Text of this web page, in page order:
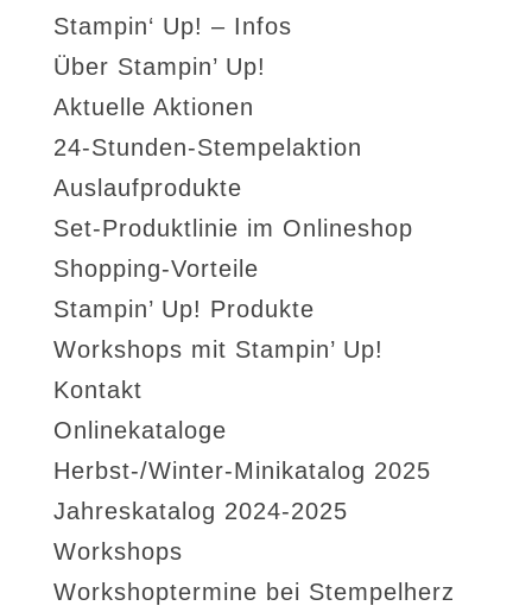
Stampin‘ Up! – Infos
Über Stampin’ Up!
Aktuelle Aktionen
24-Stunden-Stempelaktion
Auslaufprodukte
Set-Produktlinie im Onlineshop
Shopping-Vorteile
Stampin’ Up! Produkte
Workshops mit Stampin’ Up!
Kontakt
Onlinekataloge
Herbst-/Winter-Minikatalog 2025
Jahreskatalog 2024-2025
Workshops
Workshoptermine bei Stempelherz